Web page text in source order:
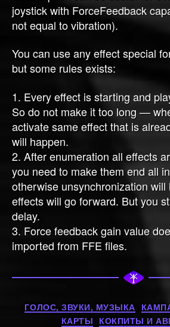
обратной
joystick with ForceFeedback
not equal to vibration).
You can use any effect special
but some rules exists:
1. Every effect is starting and
So do not make it too long —
activate same effect that is
will happen.
2. After enumeration all effects
you need to make them end all
otherwise unsynchronization
effects will go forward. But you
delay.
3. Force feedback gain value
imported from FFE files.
ГОЛОС, ЗВУКИ, МУЗЫКА
КАРТЫ КОКПИТЫ И